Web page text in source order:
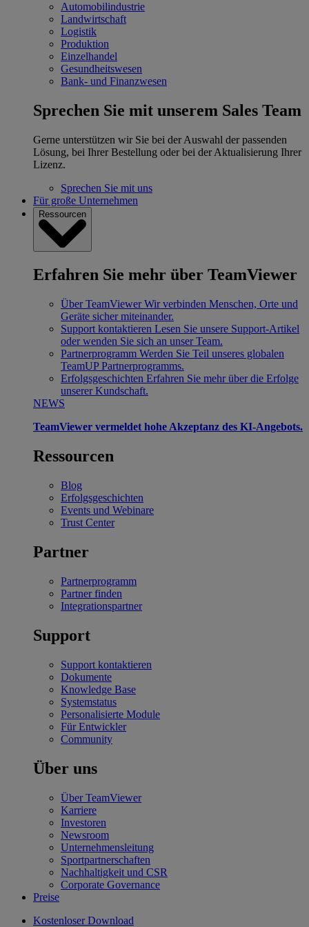
Automobilindustrie
Landwirtschaft
Logistik
Produktion
Einzelhandel
Gesundheitswesen
Bank- und Finanzwesen
Sprechen Sie mit unserem Sales Team
Gerne unterstützen wir Sie bei der Auswahl der passenden
Lösung, bei Ihrer Bestellung oder bei der Aktualisierung Ihrer
Lizenz.
Sprechen Sie mit uns
Für große Unternehmen
Ressourcen
Erfahren Sie mehr über TeamViewer
Über TeamViewer Wir verbinden Menschen, Orte und
Geräte sicher miteinander.
Support kontaktieren Lesen Sie unsere Support-Artikel
oder wenden Sie sich an unser Team.
Partnerprogramm Werden Sie Teil unseres globalen
TeamUP Partnerprogramms.
Erfolgsgeschichten Erfahren Sie mehr über die Erfolge
unserer Kundschaft.
NEWS
TeamViewer vermeldet hohe Akzeptanz des KI-Angebots.
Ressourcen
Blog
Erfolgsgeschichten
Events und Webinare
Trust Center
Partner
Partnerprogramm
Partner finden
Integrationspartner
Support
Support kontaktieren
Dokumente
Knowledge Base
Systemstatus
Personalisierte Module
Für Entwickler
Community
Über uns
Über TeamViewer
Karriere
Investoren
Newsroom
Unternehmensleitung
Sportpartnerschaften
Nachhaltigkeit und CSR
Corporate Governance
Preise
Kostenloser Download